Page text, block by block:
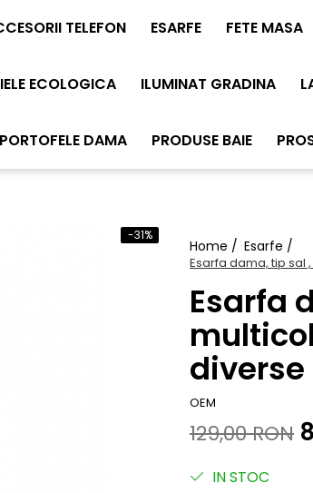
TELEFON ESARFE FETE MASA
ECOLOGICA ILUMINAT GRADINA
PORTOFELE DAMA PRODUSE BAIE
Home / Esarfe /
Esarfa dama, tip sal
Esarfa
diverse
OEM
-31%
129,00 RON
IN STOC